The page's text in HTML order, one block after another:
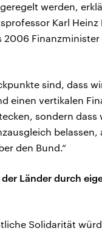
werden,
Karl Heinz
2006 Finanzminister
sind, dass
einen vertikalen
sondern dass
belassen,
den Bund.“
Länder durch
Solidarität